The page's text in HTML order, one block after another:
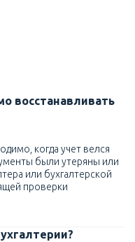
восстанавливать
когда учет велся
были утеряны или
или бухгалтерской
проверки